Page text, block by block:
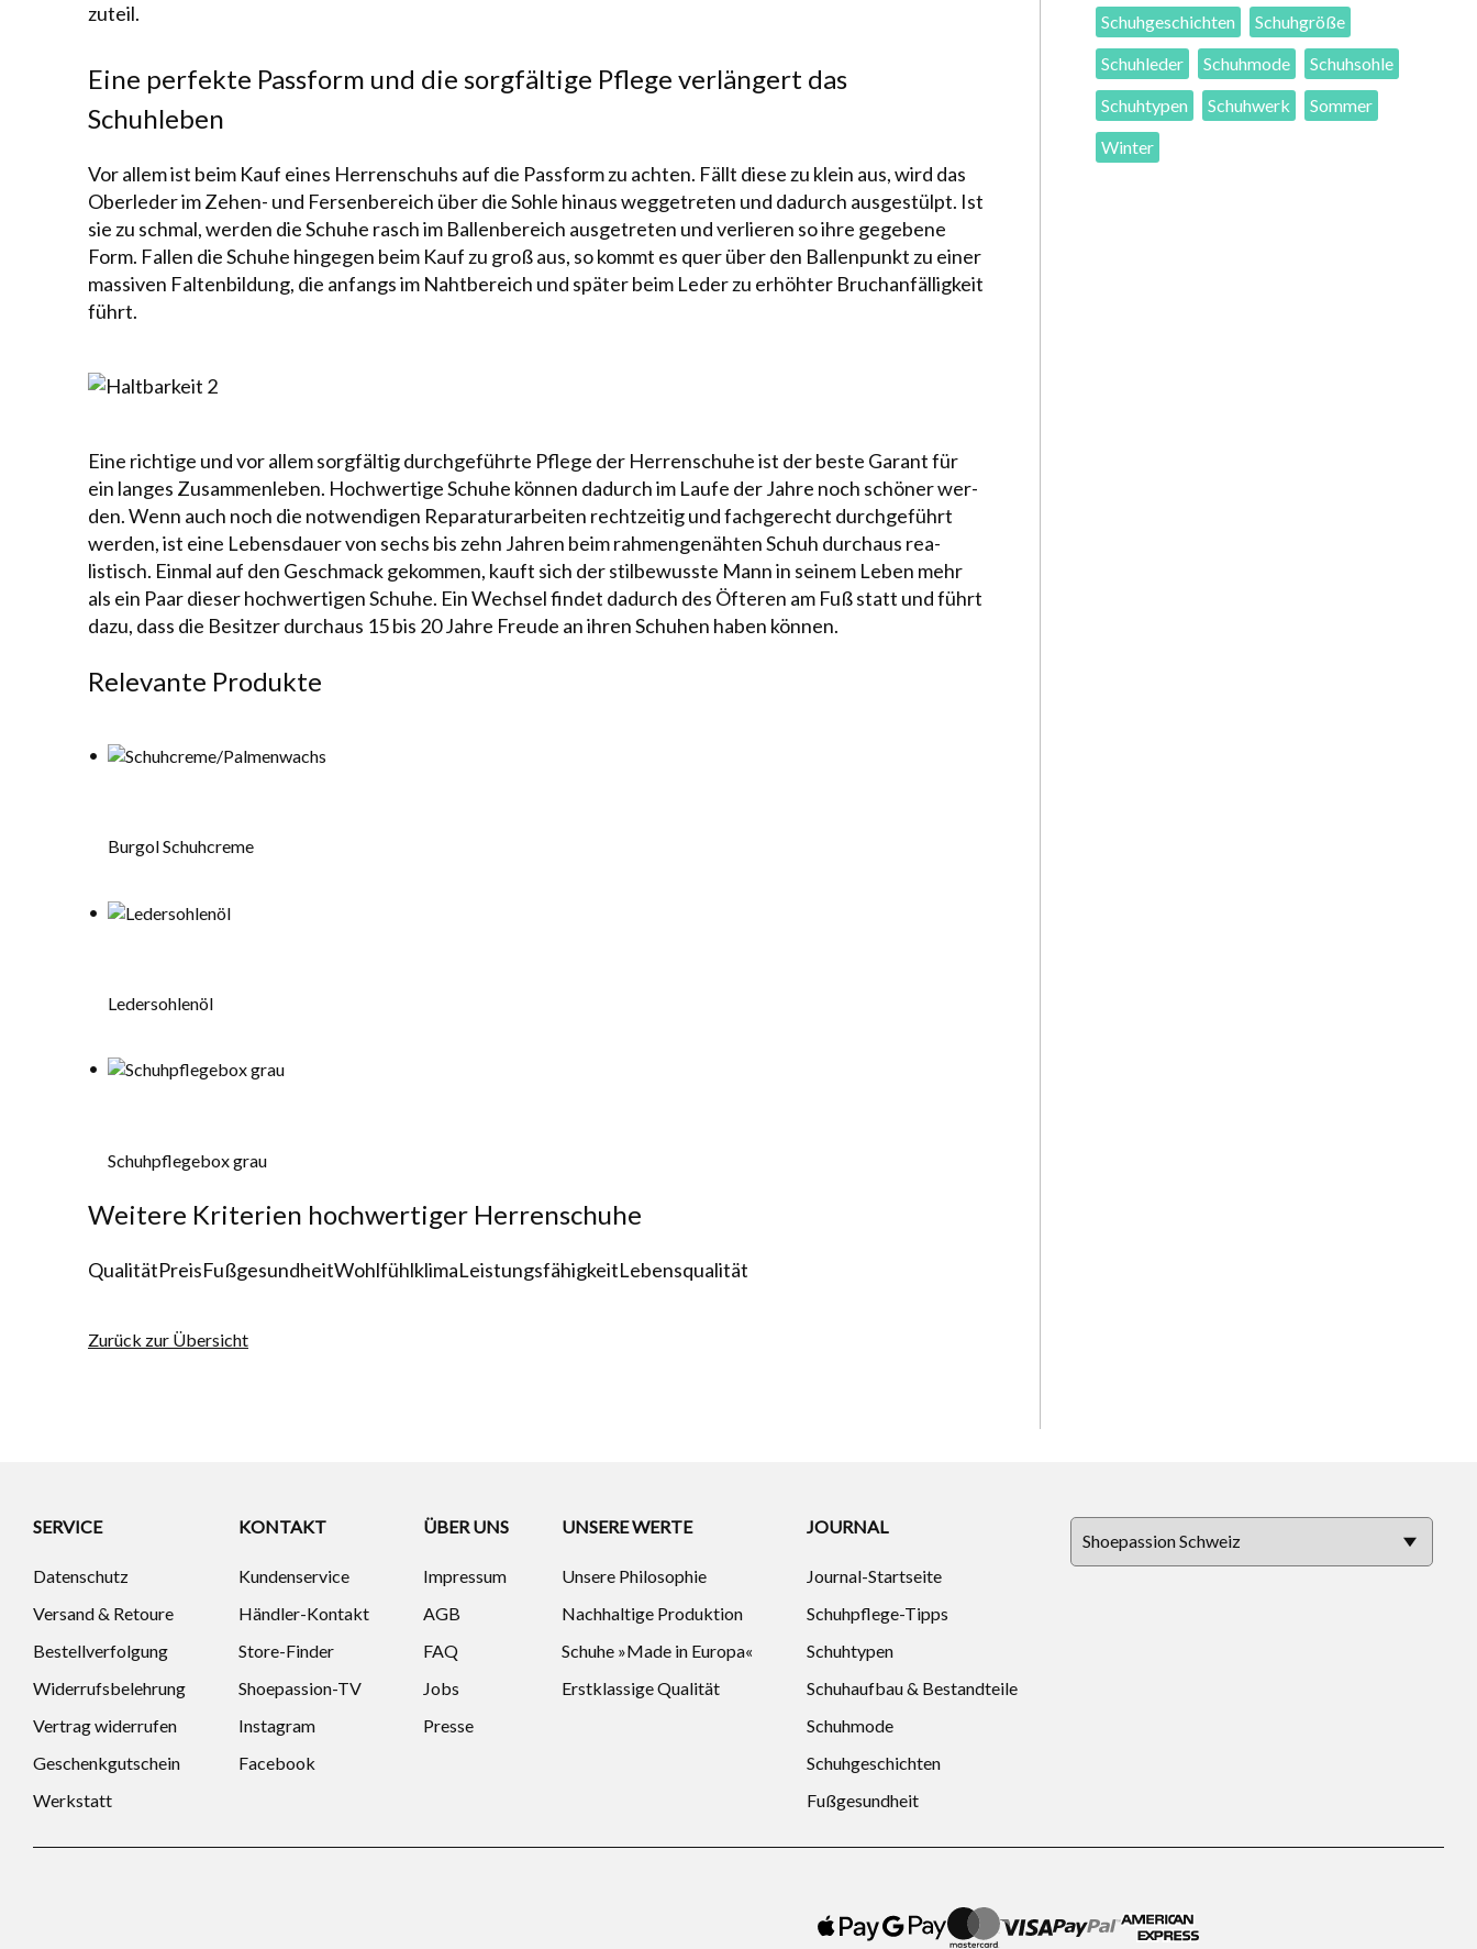
zuteil.
Eine perfekte Passform und die sorgfältige Pflege verlängert das
Schuhleben
Vor allem ist beim Kauf eines Herrenschuhs auf die Passformzu achten. Fällt diese zu klein aus, wird das
Oberleder im Zehen- und Fersenbereich über die Sohle hinaus weggetreten und da­durch aus­gestülpt. Ist
sie zu schmal, werden die Schuhe rasch im Ballenbereich ausgetreten und verlieren so ihre gegebene
Form. Fallen die Schuhe hingegen beim Kauf zu groß aus, so kommt es quer über den Bal­len­punkt zu einer
massiven Fal­ten­bildung, die anfangs im Nahtbereich und später beim Leder zu erhöhter Bruchanfälligkeit
führt.
Eine richtige und vor allem sorgfältig durchgeführte Pflege der Her­renschuhe ist der beste Garant für
ein langes Zusammen­le­ben. Hoch­wertige Schuhe können dadurch im Laufe der Jahre noch schöner wer­
den. Wenn auch noch die notwendigen Reparaturarbeiten recht­zeitig und fachgerecht durchgeführt
werden, ist eine Lebensdauer von sechs bis zehn Jahren beim rahmengenähten Schuh durchaus rea­
listisch. Einmal auf den Geschmack gekommen, kauft sich der stil­be­wusste Mann in seinem Leben mehr
als ein Paar dieser hoch­wer­tigen Schuhe. Ein Wechsel findet dadurch des Öfteren am Fuß statt und führt
da­zu, dass die Besitzer durchaus 15 bis 20 Jahre Freude an ih­ren Schuhen haben können.
Relevante Produkte
Burgol Schuhcreme
Ledersohlenöl
Schuhpflegebox grau
Weitere Kriterien hochwertiger Herrenschuhe
QualitätPreisFußgesundheitWohlfühlklimaLeistungsfähigkeitLebensqualität
Zurück zur Übersicht
Schuhgeschichten
Schuhgröße
Schuhleder
Schuhmode
Schuhsohle
Schuhtypen
Schuhwerk
Sommer
Winter
SERVICE
Datenschutz
Versand & Retoure
Bestellverfolgung
Widerrufsbelehrung
Vertrag widerrufen
Geschenkgutschein
Werkstatt
KONTAKT
Kundenservice
Händler-Kontakt
Store-Finder
Shoepassion-TV
Instagram
Facebook
ÜBER UNS
Impressum
AGB
FAQ
Jobs
Presse
UNSERE WERTE
Unsere Philosophie
Nachhaltige Produktion
Schuhe »Made in Europa«
Erstklassige Qualität
JOURNAL
Journal-Startseite
Schuhpflege-Tipps
Schuhtypen
Schuhaufbau & Bestandteile
Schuhmode
Schuhgeschichten
Fußgesundheit